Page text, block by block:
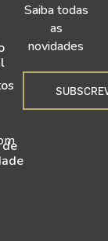
Saiba todas
as
novidades